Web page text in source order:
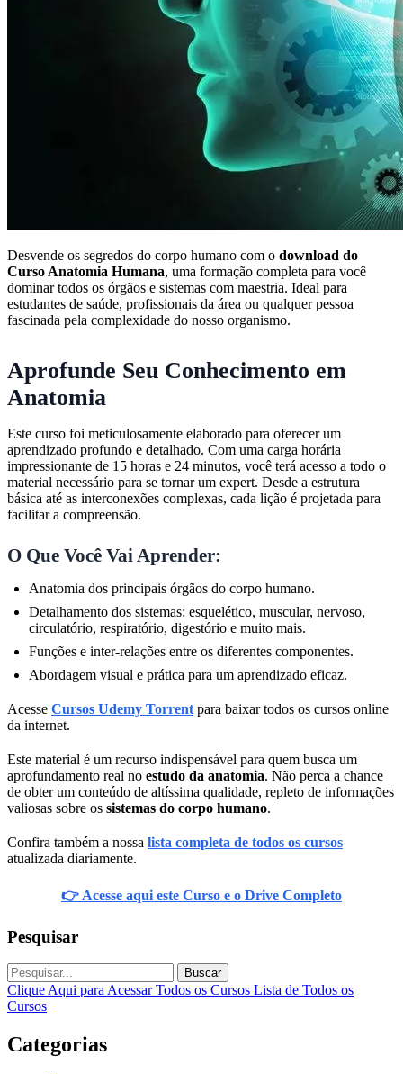
Desvende os segredos do corpo humano com o download do
Curso Anatomia Humana, uma formação completa para você
dominar todos os órgãos e sistemas com maestria. Ideal para
estudantes de saúde, profissionais da área ou qualquer pessoa
fascinada pela complexidade do nosso organismo.
Aprofunde Seu Conhecimento em
Anatomia
Este curso foi meticulosamente elaborado para oferecer um
aprendizado profundo e detalhado. Com uma carga horária
impressionante de 15 horas e 24 minutos, você terá acesso a todo o
material necessário para se tornar um expert. Desde a estrutura
básica até as interconexões complexas, cada lição é projetada para
facilitar a compreensão.
O Que Você Vai Aprender:
Anatomia dos principais órgãos do corpo humano.
Detalhamento dos sistemas: esquelético, muscular, nervoso,
circulatório, respiratório, digestório e muito mais.
Funções e inter-relações entre os diferentes componentes.
Abordagem visual e prática para um aprendizado eficaz.
Acesse Cursos Udemy Torrent para baixar todos os cursos online
da internet.
Este material é um recurso indispensável para quem busca um
aprofundamento real no estudo da anatomia. Não perca a chance
de obter um conteúdo de altíssima qualidade, repleto de informações
valiosas sobre os sistemas do corpo humano.
Confira também a nossa lista completa de todos os cursos
atualizada diariamente.
👉 Acesse aqui este Curso e o Drive Completo
Pesquisar
Buscar
Clique Aqui para Acessar Todos os Cursos Lista de Todos os
Cursos
Categorias